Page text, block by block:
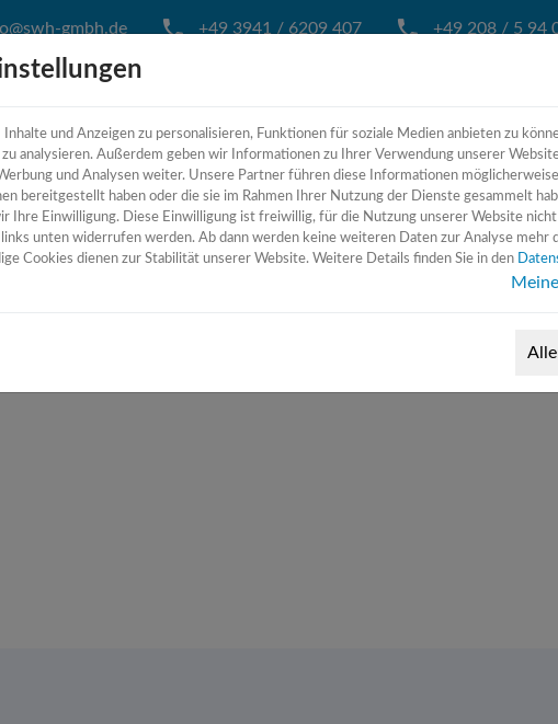
gmbh.de +49 3941 / 6209 407 +49 208 / 5 94
HOME ÜBER UNS MASCHINEN
und Anzeigen zu personalisieren, Funktionen für soziale Medien anbieten zu
analysieren. Außerdem geben wir Informationen zu Ihrer Verwendung unserer
und Analysen weiter. Unsere Partner führen diese Informationen
bereitgestellt haben oder die sie im Rahmen Ihrer Nutzung der Dienste gesammelt
Ihre Einwilligung. Diese Einwilligung ist freiwillig, für die Nutzung unserer Website
unten widerrufen werden. Ab dann werden keine weiteren Daten zur Analyse mehr
Cookies dienen zur Stabilität unserer Website. Weitere Details finden Sie in den